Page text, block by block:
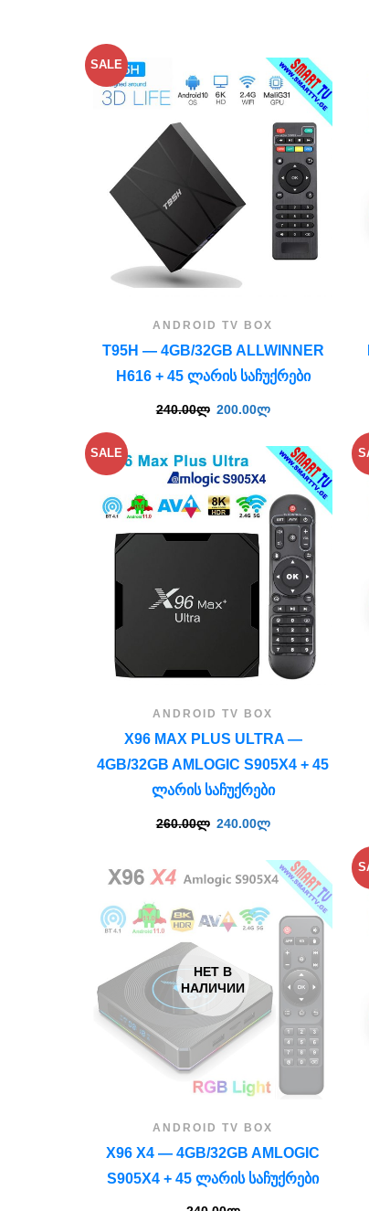
SALE
ANDROID TV BOX
T95H — 4GB/32GB ALLWINNER
H616 + 45 ᲚᲐᲠᲘᲡ ᲡᲐᲩᲣᲥᲠᲔᲑᲘ
240.00ლ 200.00ლ
SALE
ANDROID TV BOX
X96 MAX PLUS ULTRA —
4GB/32GB AMLOGIC S905X4 + 45
ᲚᲐᲠᲘᲡ ᲡᲐᲩᲣᲥᲠᲔᲑᲘ
260.00ლ 240.00ლ
НЕТ В
НАЛИЧИИ
ANDROID TV BOX
X96 X4 — 4GB/32GB AMLOGIC
S905X4 + 45 ᲚᲐᲠᲘᲡ ᲡᲐᲩᲣᲥᲠᲔᲑᲘ